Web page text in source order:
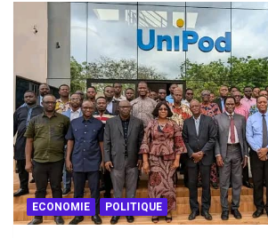
ECONOMIE POLITIQUE